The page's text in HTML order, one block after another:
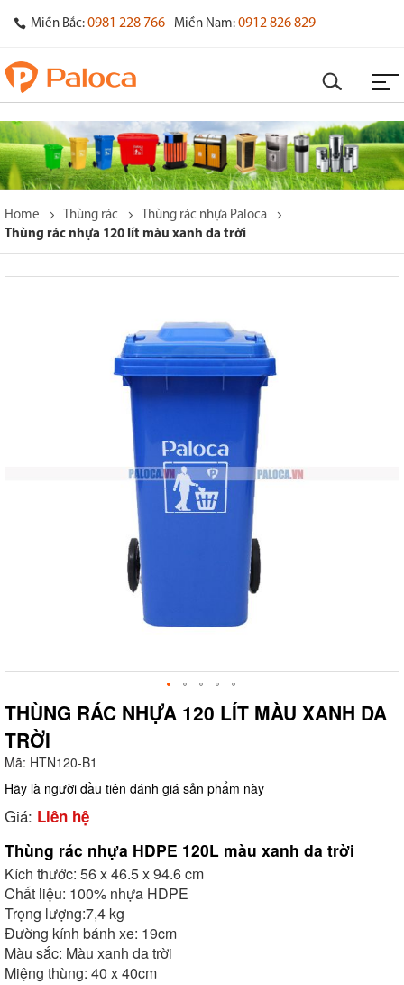
Miền Bắc: 0981 228 766 Miền Nam: 0912 826 829
Home Thùng rác
Thùng rác nhựa Paloca
Thùng rác nhựa 120 lít màu xanh da trời
THÙNG RÁC NHỰA 120 LÍT MÀU XANH DA
TRỜI
Mã: HTN120-B1
Hãy là người đầu tiên đánh giá sản phẩm này
Giá: Liên hệ
Thùng rác nhựa HDPE 120L màu xanh da trời
Kích thước: 56 x 46.5 x 94.6 cm
Chất liệu: 100% nhựa HDPE
Trọng lượng:7,4 kg
Đường kính bánh xe: 19cm
Màu sắc: Màu xanh da trời
Miệng thùng: 40 x 40cm